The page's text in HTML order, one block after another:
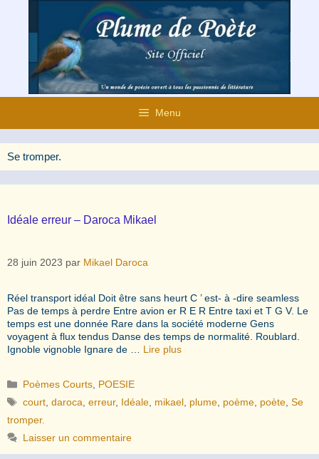
contenu
Menu
Se tromper.
Idéale erreur – Daroca Mikael
28 juin 2023 par Mikael Daroca
Réel transport idéal Doit être sans heurt C ’ est- à -dire seamless
Pas de temps à perdre Entre avion er R E R Entre taxi et T G V. Le
temps est une donnée Rare dans la société moderne Gens
voyagent à flux tendus Danse des temps de normalité. Roublard.
Ignoble vignoble Ignare de … Lire plus
Catégories
Poèmes Courts POESIE
Étiquettes
court ,daroca ,erreur, Idéale mikael plume poème poète ,Se
tromper.
Laisser un commentaire